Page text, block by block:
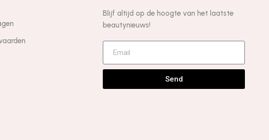
Blijf altijd op de hoogte van het laatste
beautynieuws!
Send